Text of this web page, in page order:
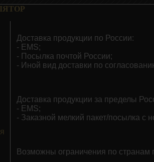
Доставка продукции по России:
- EMS;
- Посылка почтой России;
- Иной вид доставки по
Доставка продукции за пределы
- EMS;
- Заказной мелкий пакет/посылка с
Возможны ограничения по странам